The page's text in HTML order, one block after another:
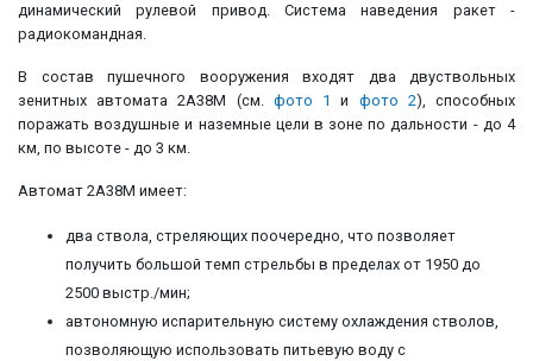
динамический рулевой привод. Система наведения ракет -
радиокомандная.
В состав пушечного вооружения входят два двуствольных
зенитных автомата 2А38М (см. фото 1 и фото 2), способных
поражать воздушные и наземные цели в зоне по дальности - до 4
км, по высоте - до 3 км.
Автомат 2А38М имеет:
два ствола, стреляющих поочередно, что позволяет
получить большой темп стрельбы в пределах от 1950 до
2500 выстр./мин;
автономную испарительную систему охлаждения стволов,
позволяющую использовать питьевую воду с